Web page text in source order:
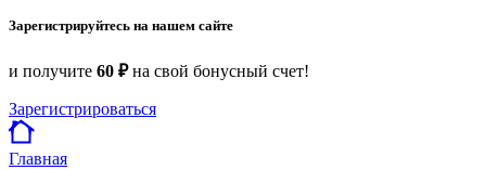
Зарегистрируйтесь на нашем сайте
и получите 60 ₽на свой бонусный счет!
Зарегистрироваться
Главная